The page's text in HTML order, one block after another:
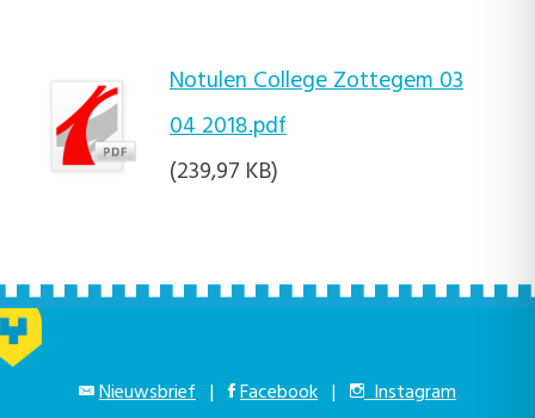
Notulen College Zottegem 03
04 2018.pdf
(239,97 KB)
Nieuwsbrief | Facebook | Instagram